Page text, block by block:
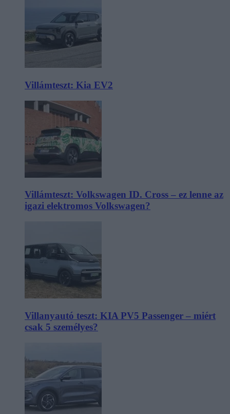
Villámteszt: Kia EV2
Villámteszt: Volkswagen ID. Cross – ez lenne az
igazi elektromos Volkswagen?
Villanyautó teszt: KIA PV5 Passenger – miért
csak 5 személyes?